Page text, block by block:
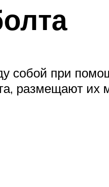
при
размещают